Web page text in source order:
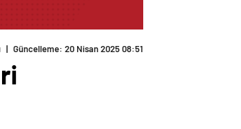
| Güncelleme: 20 Nisan 2025 08:51